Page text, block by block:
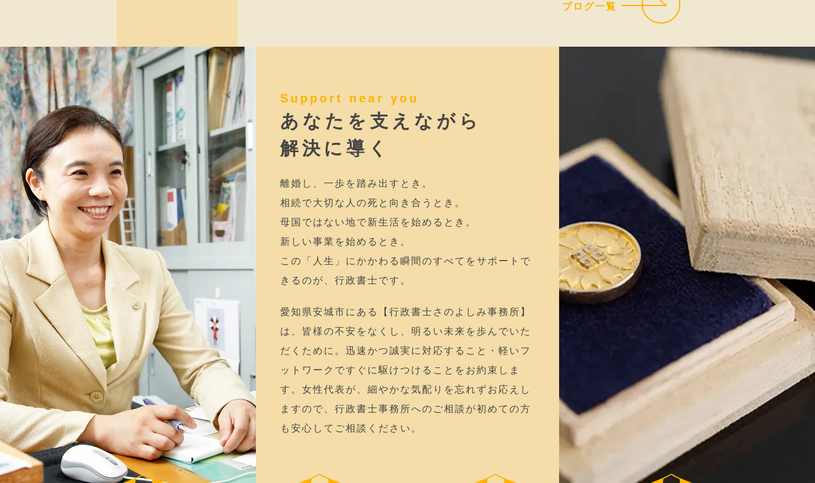
ブログ一覧
Support near you
あなたを支えながら
解決に導く
離婚し、一歩を踏み出すとき。
相続で大切な人の死と向き合うとき。
母国ではない地で新生活を始めるとき。
新しい事業を始めるとき。
この「人生」にかかわる瞬間のすべてをサポートで
きるのが、行政書士です。
愛知県安城市にある【行政書士さのよしみ事務所】
は、皆様の不安をなくし、明るい未来を歩んでいた
だくために。迅速かつ誠実に対応すること・軽いフ
ットワークですぐに駆けつけることをお約束しま
す。女性代表が、細やかな気配りを忘れずお応えし
ますので、行政書士事務所へのご相談が初めての方
も安心してご相談ください。